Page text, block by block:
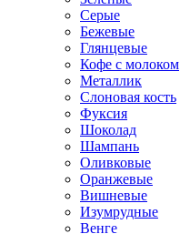
Серые
Бежевые
Глянцевые
Кофе с молоком
Металлик
Слоновая кость
Фуксия
Шоколад
Шампань
Оливковые
Оранжевые
Вишневые
Изумрудные
Венге